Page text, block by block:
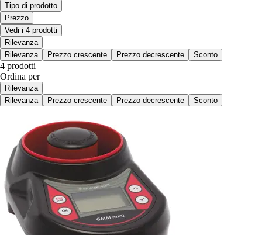
Tipo di prodotto
Prezzo
Vedi i 4 prodotti
Rilevanza
Rilevanza
Prezzo crescente Prezzo decrescente Sconto
4 prodotti
Ordina per
Rilevanza
Rilevanza
Prezzo crescente Prezzo decrescente Sconto